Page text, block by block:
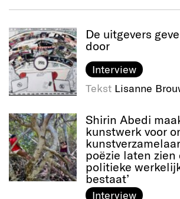
De uitgevers
door
Interview
Tekst Lisanne
Shirin Abedi
kunstwerk voor
poëzie laten zien
politieke
bestaat’
Interview